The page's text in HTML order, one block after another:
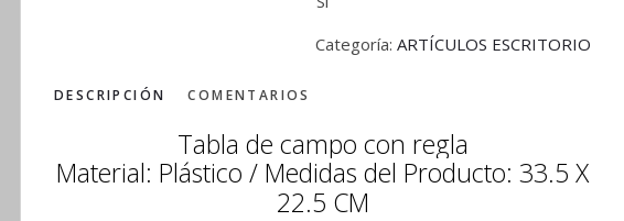
Categoría: ARTÍCULOS ESCRITORIO
DESCRIPCIÓN COMENTARIOS
Tabla de campo con regla
Material: Plástico / Medidas del Producto: 33.5 X
22.5 CM